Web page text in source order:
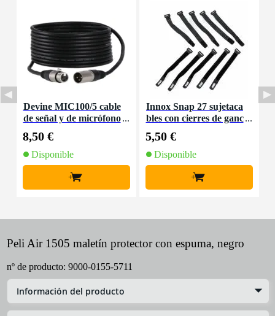
Devine MIC100/5 cable
de señal y de micrófono
8,50 €
Disponible
+
Innox Snap 27 sujetaca
bles con cierres de ganc
ro (10 ud)
5,50 €
Disponible
+
Peli Air 1505 maletín protector con espuma, negro
nº de producto: 9000-0155-5711
Información del producto